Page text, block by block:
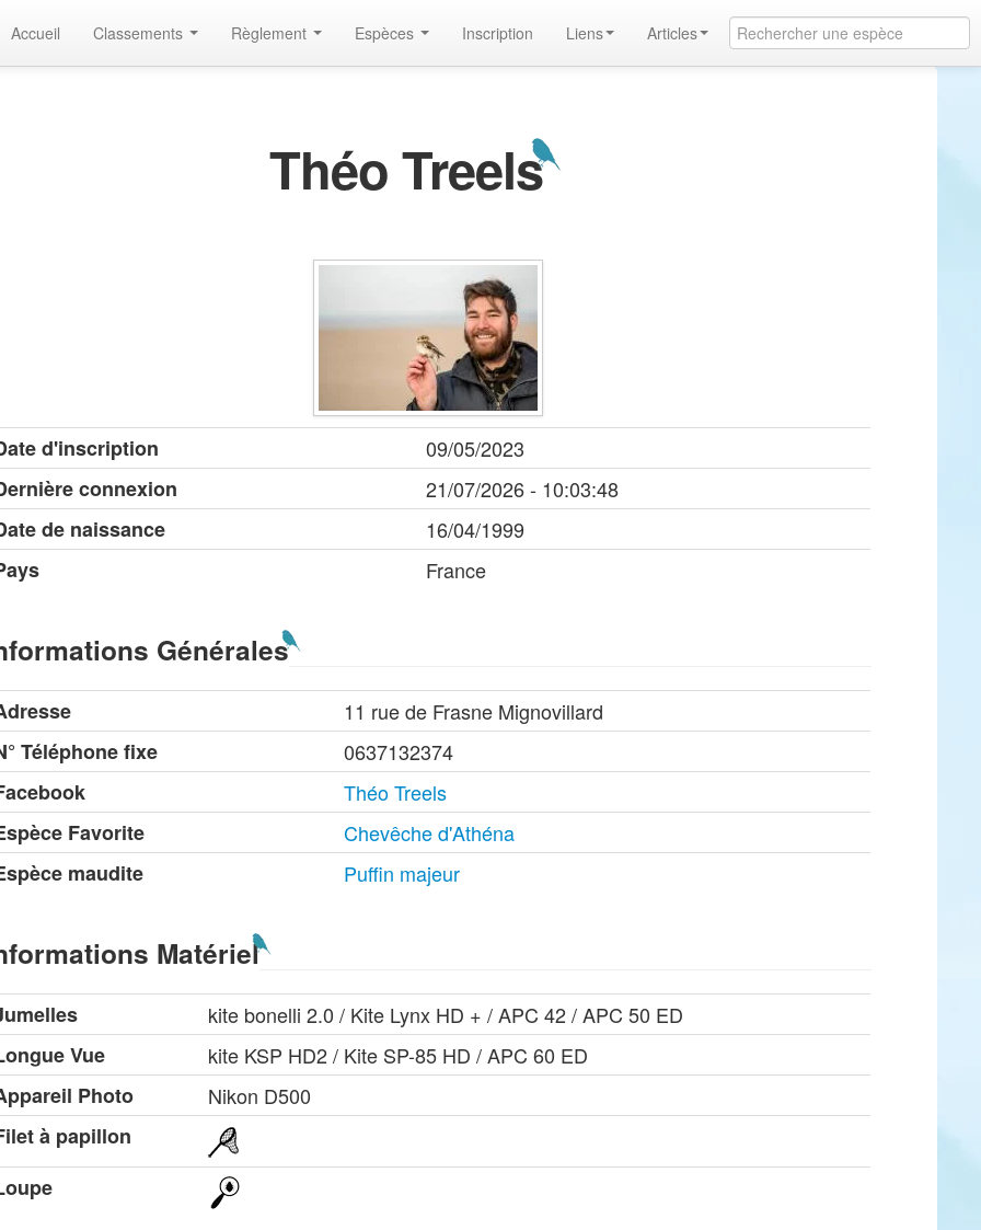
Accueil Classements Règlement Espèces Inscription Liens Articles
Théo Treels
d'inscription
09/05/2023
connexion
21/07/2026 - 10:03:48
de naissance
16/04/1999
France
Générales
11 rue de Frasne Mignovillard
Téléphone fixe
0637132374
Théo Treels
Favorite
Chevêche d'Athéna
maudite
Puffin majeur
Matériel
kite bonelli 2.0 / Kite Lynx HD + / APC 42 / APC 50 ED
Vue
kite KSP HD2 / Kite SP-85 HD / APC 60 ED
Photo
Nikon D500
à papillon